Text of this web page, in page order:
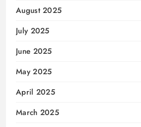
August 2025
July 2025
June 2025
May 2025
April 2025
March 2025